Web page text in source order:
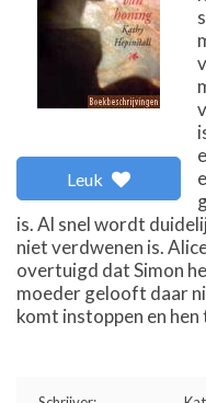
Leuk
is. Al snel wordt
niet verdwenen is.
overtuigd dat Simon
moeder gelooft daar
komt instoppen en